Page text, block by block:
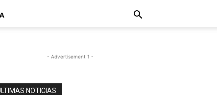
- Advertisement 1 -
NOTICIAS